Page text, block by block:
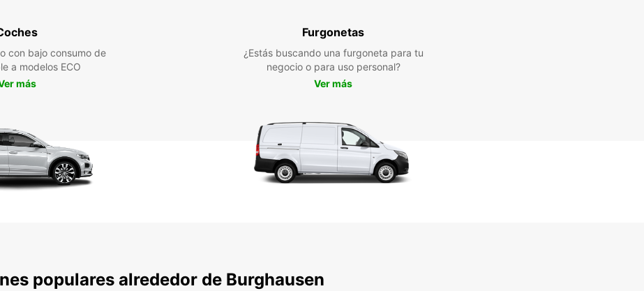
con bajo consumo de
a modelos ECO
más
Furgonetas
¿Estás buscando una furgoneta para tu
negocio o para uso personal?
Ver más
populares alrededor de Burghausen